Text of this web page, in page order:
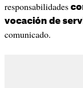
responsabilidades
vocación de
comunicado.